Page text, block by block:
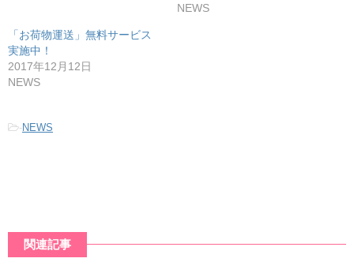
NEWS
「お荷物運送」無料サービス
実施中！
2017年12月12日
NEWS
-NEWS
関連記事